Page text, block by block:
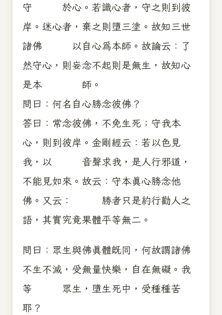
守 於心。若識心者，守之則到彼
岸。迷心者，棄之則墮三塗。故知三世
諸佛 以自心為本師。故論云：了
然守心，則妄念不起則是無生，故知心
是本 師。
問曰：何名自心勝念彼佛？
答曰：常念彼佛，不免生死；守我本
心，則到彼岸。金剛經云：若以色見
我，以 音聲求我，是人行邪道，
不能見如來。故云：守本真心勝念他
佛。又云： 勝者只是約行勸人之
語，其實究竟果體平等無二。
問曰：眾生與佛真體既同，何故謂諸佛
不生不滅，受無量快樂，自在無礙。我
等 眾生，墮生死中，受種種苦
耶？